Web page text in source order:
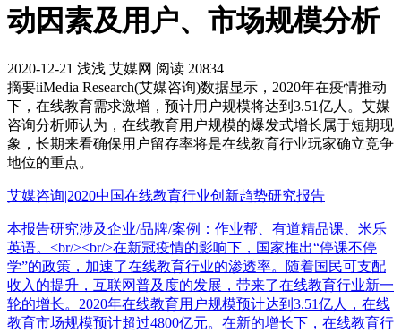
动因素及用户、市场规模分析
2020-12-21 浅浅 艾媒网 阅读 20834
摘要iiMedia Research(艾媒咨询)数据显示，2020年在疫情推动
下，在线教育需求激增，预计用户规模将达到3.51亿人。艾媒
咨询分析师认为，在线教育用户规模的爆发式增长属于短期现
象，长期来看确保用户留存率将是在线教育行业玩家确立竞争
地位的重点。
艾媒咨询|2020中国在线教育行业创新趋势研究报告
本报告研究涉及企业/品牌/案例：作业帮、有道精品课、米乐
英语。<br/><br/>在新冠疫情的影响下，国家推出“停课不停
学”的政策，加速了在线教育行业的渗透率。随着国民可支配
收入的提升，互联网普及度的发展，带来了在线教育行业新一
轮的增长。2020年在线教育用户规模预计达到3.51亿人，在线
教育市场规模预计超过4800亿元。在新的增长下，在线教育行